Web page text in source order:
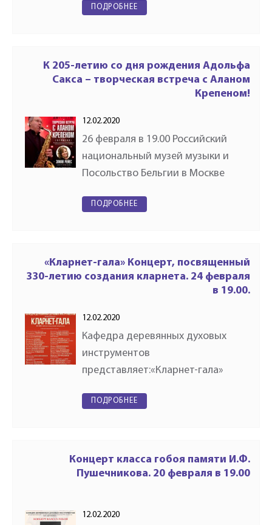
апреля 2020 года в Череповецком
…
ПОДРОБНЕЕ
К 205-летию со дня рождения Адольфа
Сакса – творческая встреча с Аланом
Крепеном!
12.02.2020
26 февраля в 19.00 Российский
национальный музей музыки и
Посольство Бельгии в Москве
музыкантом с мировым именем,
Королевской…
ПОДРОБНЕЕ
«Кларнет-гала» Концерт, посвященный
330-летию создания кларнета. 24 февраля
в 19.00.
12.02.2020
Кафедра деревянных духовых
инструментов
представляет:«Кларнет-гала»
создания кларнета. Малый зал
Чайковского. Подробности…
ПОДРОБНЕЕ
Концерт класса гобоя памяти И.Ф.
Пушечникова. 20 февраля в 19.00
12.02.2020